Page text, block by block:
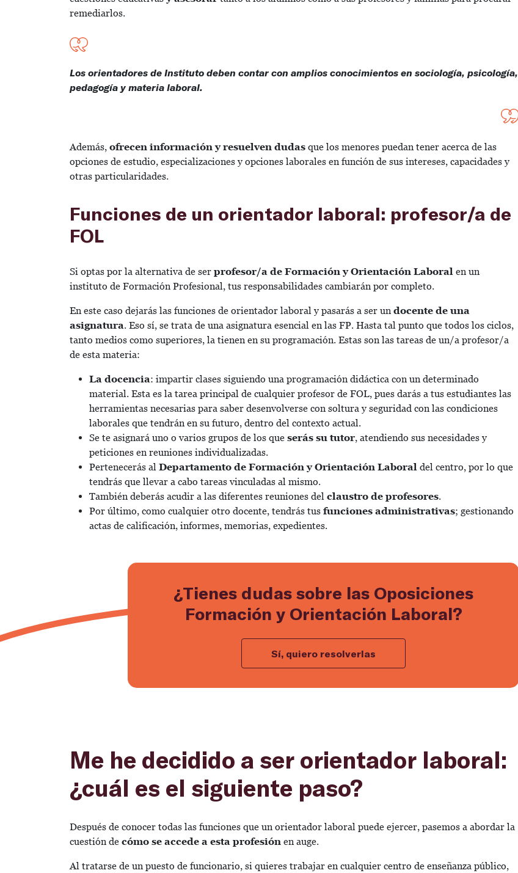
remediarlos.
Los orientadores de Instituto deben contar con amplios conocimientos en sociología, psicología,
pedagogía y materia laboral.
Además, ofrecen información y resuelven dudas que los menores puedan tener acerca de las
opciones de estudio, especializaciones y opciones laborales en función de sus intereses, capacidades y
otras particularidades.
Funciones de un orientador laboral: profesor/a de
FOL
Si optas por la alternativa de ser profesor/a de Formación y Orientación Laboral en un
instituto de Formación Profesional, tus responsabilidades cambiarán por completo.
En este caso dejarás las funciones de orientador laboral y pasarás a ser un docente de una
asignatura. Eso sí, se trata de una asignatura esencial en las FP. Hasta tal punto que todos los ciclos,
tanto medios como superiores, la tienen en su programación. Estas son las tareas de un/a profesor/a
de esta materia:
La docencia: impartir clases siguiendo una programación didáctica con un determinado
material. Esta es la tarea principal de cualquier profesor de FOL, pues darás a tus estudiantes las
herramientas necesarias para saber desenvolverse con soltura y seguridad con las condiciones
laborales que tendrán en su futuro, dentro del contexto actual.
Se te asignará uno o varios grupos de los que serás su tutor, atendiendo sus necesidades y
peticiones en reuniones individualizadas.
Pertenecerás al Departamento de Formación y Orientación Laboral del centro, por lo que
tendrás que llevar a cabo tareas vinculadas al mismo.
También deberás acudir a las diferentes reuniones del claustro de profesores.
Por último, como cualquier otro docente, tendrás tus funciones administrativas; gestionando
actas de calificación, informes, memorias, expedientes.
¿Tienes dudas sobre las Oposiciones
Formación y Orientación Laboral?
Sí, quiero resolverlas
Me he decidido a ser orientador laboral:
¿cuál es el siguiente paso?
Después de conocer todas las funciones que un orientador laboral puede ejercer, pasemos a abordar la
cuestión de cómo se accede a esta profesión en auge.
Al tratarse de un puesto de funcionario, si quieres trabajar en cualquier centro de enseñanza público,